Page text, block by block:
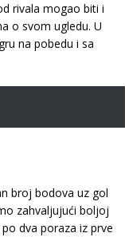
rivala mogao biti i
o svom ugledu. U
na pobedu i sa
broj bodova uz gol
zahvaljujući boljoj
dva poraza iz prve